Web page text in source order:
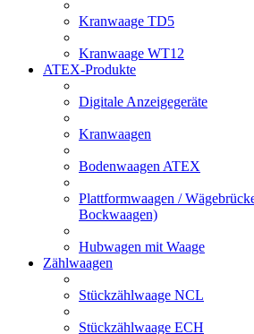
Kranwaage TD5
Kranwaage WT12
ATEX-Produkte
Digitale Anzeigegeräte
Kranwaagen
Bodenwaagen ATEX
Plattformwaagen /
Bockwaagen)
Hubwagen mit Waage
Zählwaagen
Stückzählwaage NCL
Stückzählwaage ECH